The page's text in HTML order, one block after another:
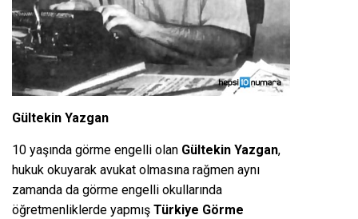
Gültekin Yazgan
10 yaşında görme engelli olan Gültekin Yazgan,
hukuk okuyarak avukat olmasına rağmen aynı
zamanda da görme engelli okullarında
öğretmenliklerde yapmış Türkiye Görme